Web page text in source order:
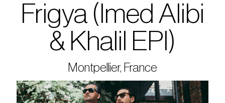
agenda
le sucre max
Frigya (Imed Alibi
& Khalil EPI)
Montpellier, France